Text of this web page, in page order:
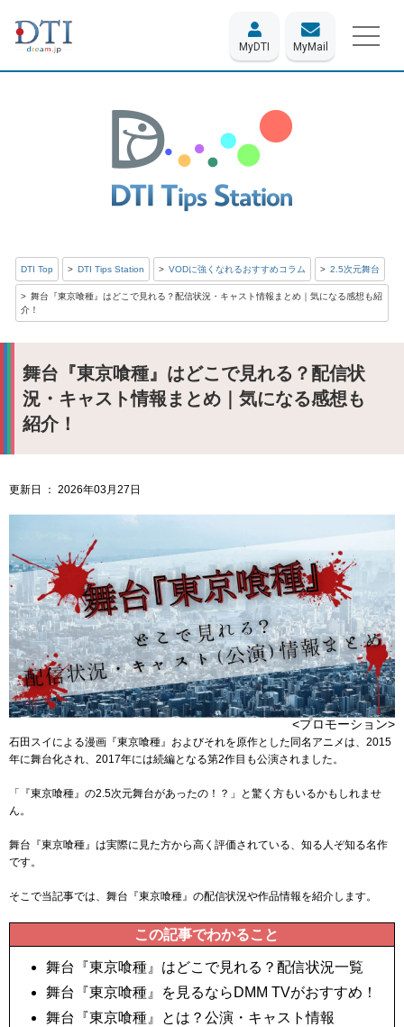
MyDTI MyMail
DTI Top DTI Tips Station VODに強くなれるおすすめコラム 2.5次元舞台
舞台『東京喰種』はどこで見れる？配信状況・キャスト情報まとめ｜気になる感想も紹
介！
舞台『東京喰種』はどこで見れる？配信状
況・キャスト情報まとめ｜気になる感想も
紹介！
更新日 ： 2026年03月27日
<プロモーション>
石田スイによる漫画『東京喰種』およびそれを原作とした同名アニメは、2015
年に舞台化され、2017年には続編となる第2作目も公演されました。
「『東京喰種』の2.5次元舞台があったの！？」と驚く方もいるかもしれませ
ん。
舞台『東京喰種』は実際に見た方から高く評価されている、知る人ぞ知る名作
です。
そこで当記事では、舞台『東京喰種』の配信状況や作品情報を紹介します。
この記事でわかること
舞台『東京喰種』はどこで見れる？配信状況一覧
舞台『東京喰種』を見るならDMM TVがおすすめ！
舞台『東京喰種』とは？公演・キャスト情報